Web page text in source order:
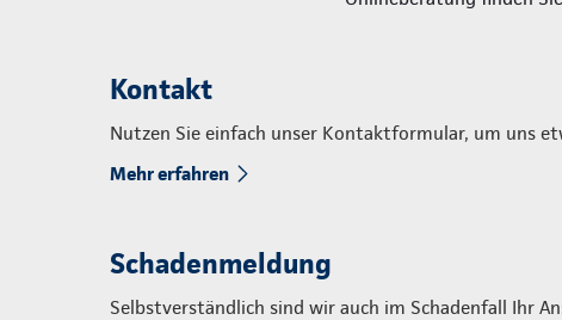
Kontakt
Nutzen Sie einfach unser Kontaktformular, um uns
Mehr erfahren
Schadenmeldung
Selbstverständlich sind wir auch im Schadenfall Ihr